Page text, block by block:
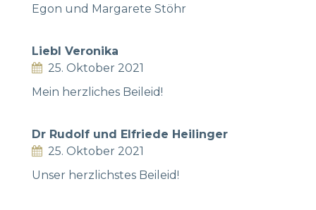
Egon und Margarete Stöhr
Liebl Veronika
25. Oktober 2021
Mein herzliches Beileid!
Dr Rudolf und Elfriede Heilinger
25. Oktober 2021
Unser herzlichstes Beileid!